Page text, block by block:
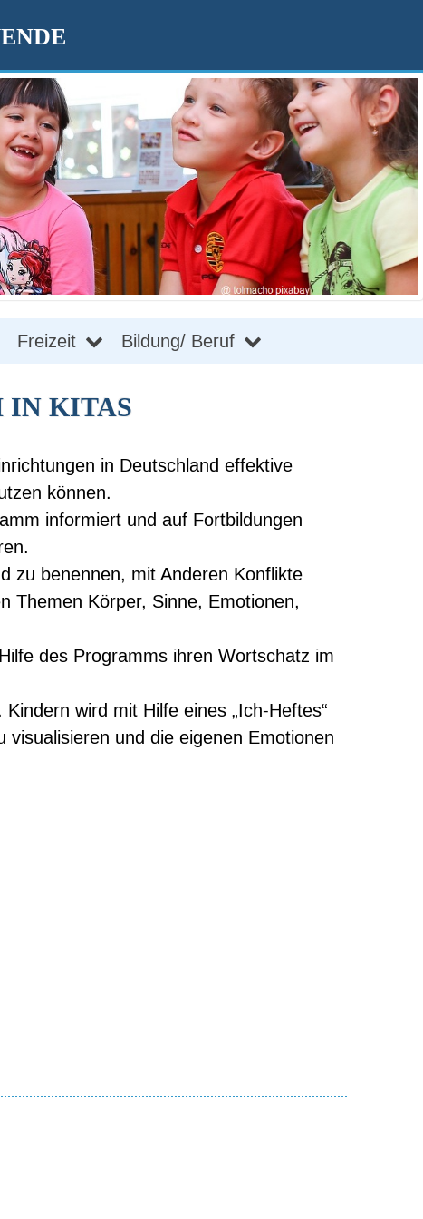
Freizeit Bildung/ Beruf
IN KITAS
in Deutschland effektive
können.
informiert und auf Fortbildungen
zu benennen, mit Anderen Konflikte
Themen Körper, Sinne, Emotionen,
des Programms ihren Wortschatz im
wird mit Hilfe eines „Ich-Heftes“
und die eigenen Emotionen